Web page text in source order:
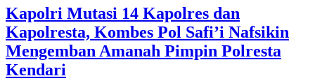
Kapolri Mutasi 14 Kapolres dan
Kapolresta, Kombes Pol Safi’i Nafsikin
Mengemban Amanah Pimpin Polresta
Kendari